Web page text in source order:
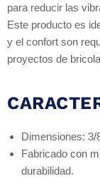
para reducir las
Este producto es
y el confort son
proyectos de
Dimensiones: 3/
Fabricado con
durabilidad.